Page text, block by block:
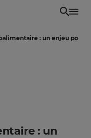
: un enjeu
: un